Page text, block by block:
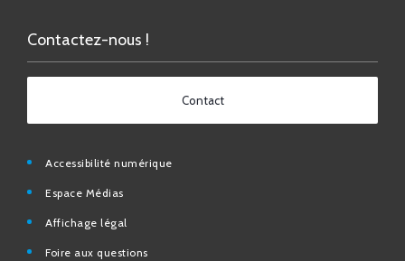
Contactez-nous !
Contact
Accessibilité numérique
Espace Médias
Affichage légal
Foire aux questions